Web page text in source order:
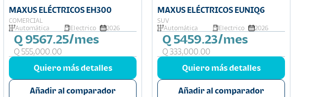
MAXUS ELÉCTRICOS EH300
COMERCIAL
Automática
Electrico 2026
Q 9567.25/mes
Q 555,000.00
Quiero más detalles
Añadir al comparador
MAXUS ELÉCTRICOS EUNIQ6
SUV
Automática
Electrico 2026
Q 5459.23/mes
Q 333,000.00
Quiero más detalles
Añadir al comparador